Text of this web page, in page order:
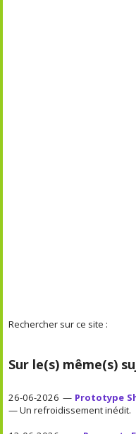
Rechercher sur ce site :
Sur le(s) même(s)
26-06-2026 — Prototype
— Un refroidissement inédit.